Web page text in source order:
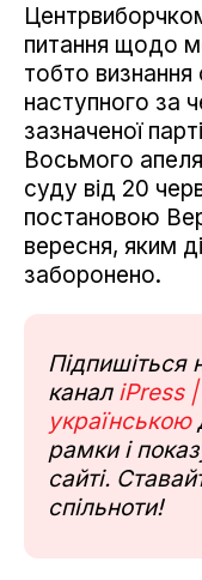
питання щодо
тобто
наступного за
зазначеної
Восьмого
суду від 20
постановою
вересня, яким
заборонено.
канал iPress
українською
рамки і
сайті.
спільноти!